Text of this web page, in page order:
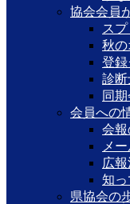
協会会員
ス
秋
登
診
同期
会員への
会
メ
広
知っ
県協会の